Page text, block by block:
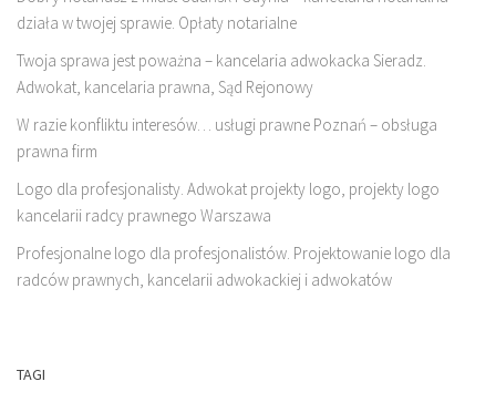
działa w twojej sprawie. Opłaty notarialne
Twoja sprawa jest poważna – kancelaria adwokacka Sieradz.
Adwokat, kancelaria prawna, Sąd Rejonowy
W razie konfliktu interesów… usługi prawne Poznań – obsługa
prawna firm
Logo dla profesjonalisty. Adwokat projekty logo, projekty logo
kancelarii radcy prawnego Warszawa
Profesjonalne logo dla profesjonalistów. Projektowanie logo dla
radców prawnych, kancelarii adwokackiej i adwokatów
TAGI